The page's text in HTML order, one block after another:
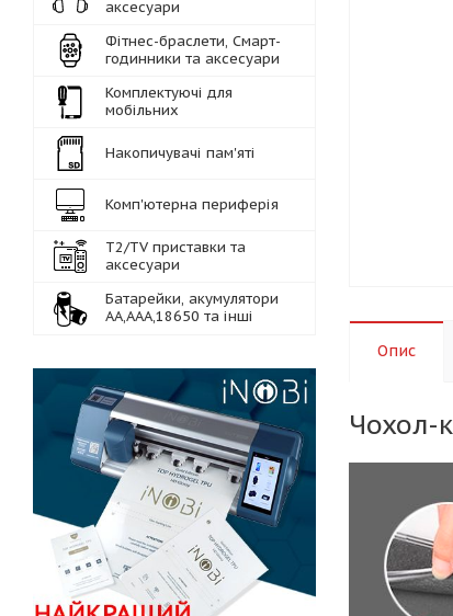
Опис
Чохол-
аксесуари
Фітнес-браслети, Смарт-
годинники та аксесуари
Комплектуючі для
мобільних
Накопичувачі пам'яті
Комп'ютерна периферія
Т2/TV приставки та
аксесуари
Батарейки, акумулятори
АА,ААА,18650 та інші